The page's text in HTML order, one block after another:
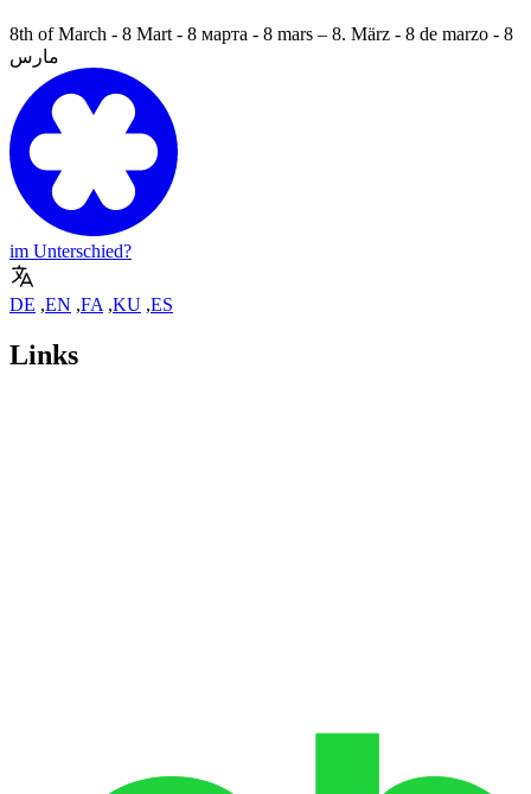
8th of March - 8 Mart - 8 марта - 8 mars – 8. März - 8 de marzo - 8
مارس
im Unterschied?
DE ,EN ,FA ,KU ,ES
Links